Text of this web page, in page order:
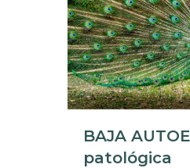
BAJA
patológica